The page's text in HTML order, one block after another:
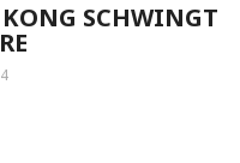
SCHWINGT